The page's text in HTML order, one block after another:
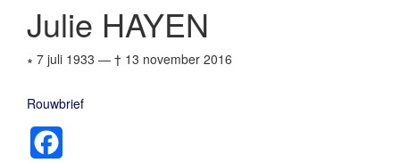
Julie HAYEN
∗ 7 juli 1933 — † 13 november 2016
Rouwbrief